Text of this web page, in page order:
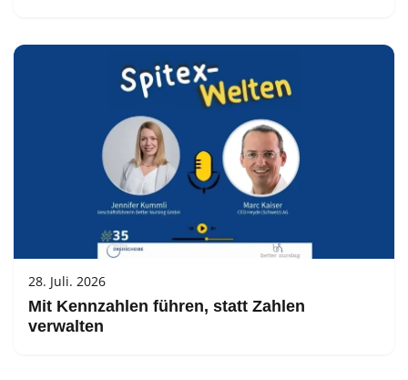
28. Juli. 2026
Mit Kennzahlen führen, statt Zahlen
verwalten